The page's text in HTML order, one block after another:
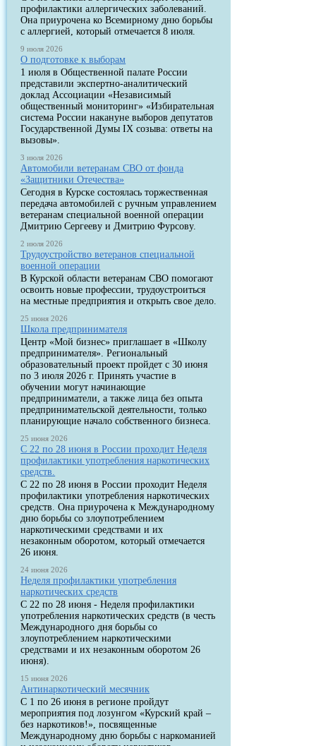
профилактики аллергических заболеваний.
Она приурочена ко Всемирному дню борьбы
с аллергией, который отмечается 8 июля.
9 июля 2026
О подготовке к выборам
1 июля в Общественной палате России
представили экспертно-аналитический
доклад Ассоциации «Независимый
общественный мониторинг» «Избирательная
система России накануне выборов депутатов
Государственной Думы IX созыва: ответы на
вызовы».
3 июля 2026
Автомобили ветеранам СВО от фонда
«Защитники Отечества»
Сегодня в Курске состоялась торжественная
передача автомобилей с ручным управлением
ветеранам специальной военной операции
Дмитрию Сергееву и Дмитрию Фурсову.
2 июля 2026
Трудоустройство ветеранов специальной
военной операции
В Курской области ветеранам СВО помогают
освоить новые профессии, трудоустроиться
на местные предприятия и открыть свое дело.
25 июня 2026
Школа предпринимателя
Центр «Мой бизнес» приглашает в «Школу
предпринимателя». Региональный
образовательный проект пройдет с 30 июня
по 3 июля 2026 г. Принять участие в
обучении могут начинающие
предприниматели, а также лица без опыта
предпринимательской деятельности, только
планирующие начало собственного бизнеса.
25 июня 2026
С 22 по 28 июня в России проходит Неделя
профилактики употребления наркотических
средств.
С 22 по 28 июня в России проходит Неделя
профилактики употребления наркотических
средств. Она приурочена к Международному
дню борьбы со злоупотреблением
наркотическими средствами и их
незаконным оборотом, который отмечается
26 июня.
24 июня 2026
Неделя профилактики употребления
наркотических средств
С 22 по 28 июня - Неделя профилактики
употребления наркотических средств (в честь
Международного дня борьбы со
злоупотреблением наркотическими
средствами и их незаконным оборотом 26
июня).
15 июня 2026
Антинаркотический месячник
С 1 по 26 июня в регионе пройдут
мероприятия под лозунгом «Курский край –
без наркотиков!», посвященные
Международному дню борьбы с наркоманией